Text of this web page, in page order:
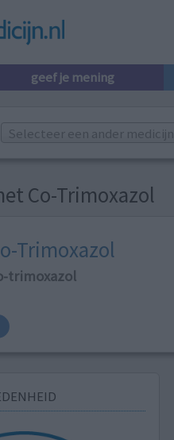
geef je mening
Selecteer een ander medicijn...
Co-Trimoxazol
Trimoxazol
trimoxazol